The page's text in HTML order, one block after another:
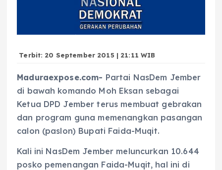
Terbit: 20 September 2015 | 21:11 WIB
Maduraexpose.com- Partai NasDem Jember
di bawah komando Moh Eksan sebagai
Ketua DPD Jember terus membuat gebrakan
dan program guna memenangkan pasangan
calon (paslon) Bupati Faida-Muqit.
Kali ini NasDem Jember meluncurkan 10.644
posko pemenangan Faida-Muqit, hal ini di